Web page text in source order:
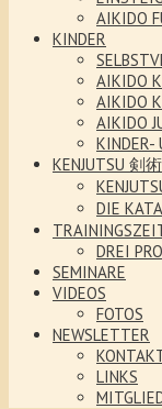
AIKIDO
KINDER
AIKIDO
AIKIDO
AIKIDO
KINDER-
KENJUTSU 剣術
DIE
DREI
SEMINARE
VIDEOS
FOTOS
NEWSLETTER
LINKS